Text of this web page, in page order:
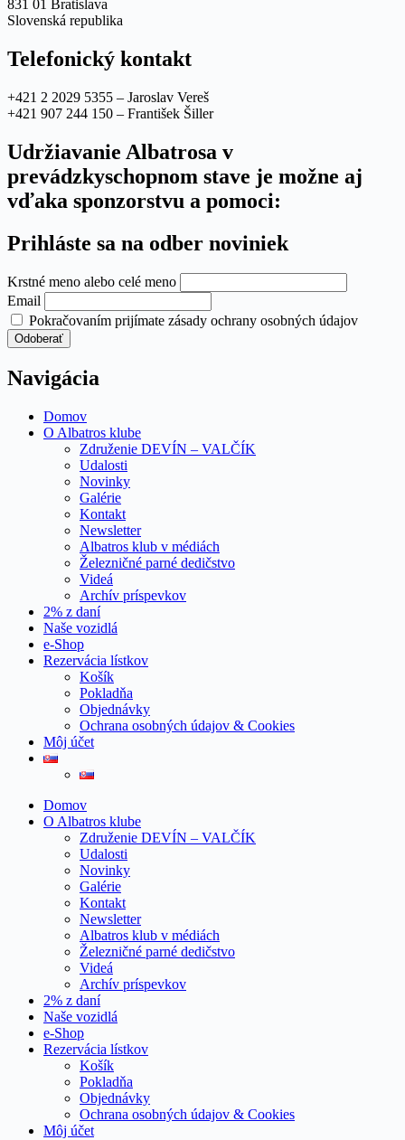
831 01 Bratislava
Slovenská republika
Telefonický kontakt
+421 2 2029 5355 – Jaroslav Vereš
+421 907 244 150 – František Šiller
Udržiavanie Albatrosa v
prevádzkyschopnom stave je možne aj
vďaka sponzorstvu a pomoci:
Prihláste sa na odber noviniek
Krstné meno alebo celé meno
Email
Pokračovaním prijímate zásady ochrany osobných údajov
Navigácia
Domov
O Albatros klube
Združenie DEVÍN – VALČÍK
Udalosti
Novinky
Galérie
Kontakt
Newsletter
Albatros klub v médiách
Železničné parné dedičstvo
Videá
Archív príspevkov
2% z daní
Naše vozidlá
e-Shop
Rezervácia lístkov
Košík
Pokladňa
Objednávky
Ochrana osobných údajov & Cookies
Môj účet
Domov
O Albatros klube
Združenie DEVÍN – VALČÍK
Udalosti
Novinky
Galérie
Kontakt
Newsletter
Albatros klub v médiách
Železničné parné dedičstvo
Videá
Archív príspevkov
2% z daní
Naše vozidlá
e-Shop
Rezervácia lístkov
Košík
Pokladňa
Objednávky
Ochrana osobných údajov & Cookies
Môj účet